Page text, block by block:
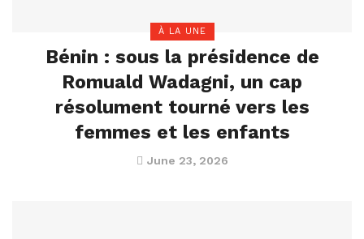
À LA UNE
Bénin : sous la présidence de
Romuald Wadagni, un cap
résolument tourné vers les
femmes et les enfants
June 23, 2026